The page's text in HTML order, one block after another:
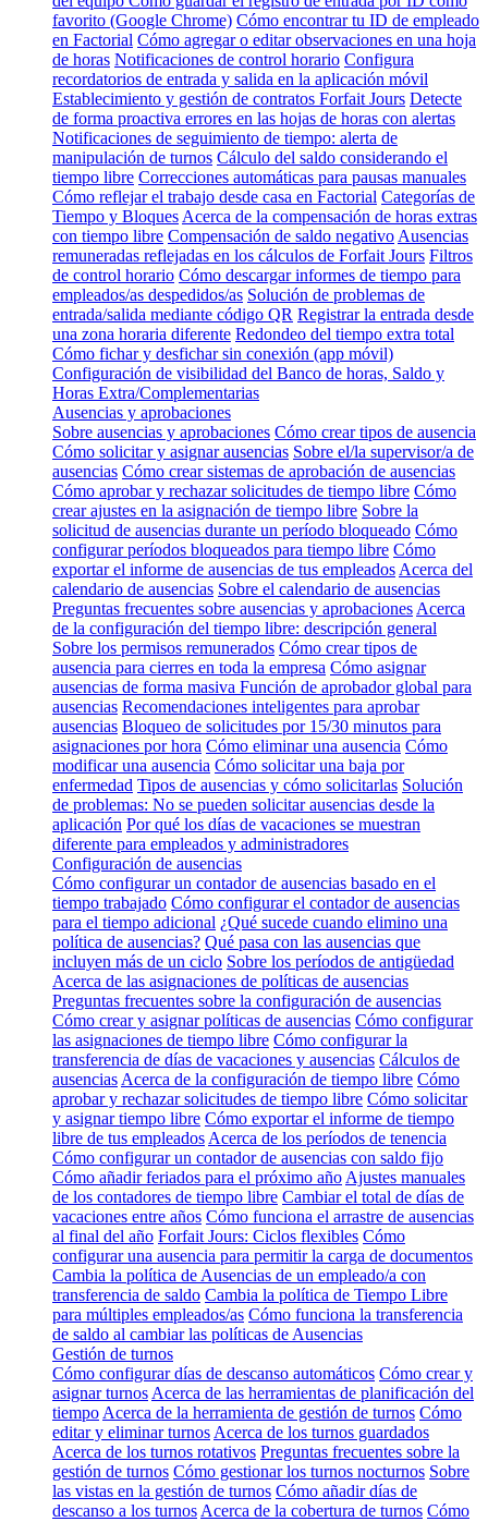
favorito (Google Chrome) Cómo encontrar tu ID de empleado
en Factorial Cómo agregar o editar observaciones en una hoja
de horas Notificaciones de control horario Configura
recordatorios de entrada y salida en la aplicación móvil
Establecimiento y gestión de contratos Forfait Jours Detecte
de forma proactiva errores en las hojas de horas con alertas
Notificaciones de seguimiento de tiempo: alerta de
manipulación de turnos Cálculo del saldo considerando el
tiempo libre Correcciones automáticas para pausas manuales
Cómo reflejar el trabajo desde casa en Factorial Categorías de
Tiempo y Bloques Acerca de la compensación de horas extras
con tiempo libre Compensación de saldo negativo Ausencias
remuneradas reflejadas en los cálculos de Forfait Jours Filtros
de control horario Cómo descargar informes de tiempo para
empleados/as despedidos/as Solución de problemas de
entrada/salida mediante código QR Registrar la entrada desde
una zona horaria diferente Redondeo del tiempo extra total
Cómo fichar y desfichar sin conexión (app móvil)
Configuración de visibilidad del Banco de horas, Saldo y
Horas Extra/Complementarias
Ausencias y aprobaciones
Sobre ausencias y aprobaciones Cómo crear tipos de ausencia
Cómo solicitar y asignar ausencias Sobre el/la supervisor/a de
ausencias Cómo crear sistemas de aprobación de ausencias
Cómo aprobar y rechazar solicitudes de tiempo libre Cómo
crear ajustes en la asignación de tiempo libre Sobre la
solicitud de ausencias durante un período bloqueado Cómo
configurar períodos bloqueados para tiempo libre Cómo
exportar el informe de ausencias de tus empleados Acerca del
calendario de ausencias Sobre el calendario de ausencias
Preguntas frecuentes sobre ausencias y aprobaciones Acerca
de la configuración del tiempo libre: descripción general
Sobre los permisos remunerados Cómo crear tipos de
ausencia para cierres en toda la empresa Cómo asignar
ausencias de forma masiva Función de aprobador global para
ausencias Recomendaciones inteligentes para aprobar
ausencias Bloqueo de solicitudes por 15/30 minutos para
asignaciones por hora Cómo eliminar una ausencia Cómo
modificar una ausencia Cómo solicitar una baja por
enfermedad Tipos de ausencias y cómo solicitarlas Solución
de problemas: No se pueden solicitar ausencias desde la
aplicación Por qué los días de vacaciones se muestran
diferente para empleados y administradores
Configuración de ausencias
Cómo configurar un contador de ausencias basado en el
tiempo trabajado Cómo configurar el contador de ausencias
para el tiempo adicional ¿Qué sucede cuando elimino una
política de ausencias? Qué pasa con las ausencias que
incluyen más de un ciclo Sobre los períodos de antigüedad
Acerca de las asignaciones de políticas de ausencias
Preguntas frecuentes sobre la configuración de ausencias
Cómo crear y asignar políticas de ausencias Cómo configurar
las asignaciones de tiempo libre Cómo configurar la
transferencia de días de vacaciones y ausencias Cálculos de
ausencias Acerca de la configuración de tiempo libre Cómo
aprobar y rechazar solicitudes de tiempo libre Cómo solicitar
y asignar tiempo libre Cómo exportar el informe de tiempo
libre de tus empleados Acerca de los períodos de tenencia
Cómo configurar un contador de ausencias con saldo fijo
Cómo añadir feriados para el próximo año Ajustes manuales
de los contadores de tiempo libre Cambiar el total de días de
vacaciones entre años Cómo funciona el arrastre de ausencias
al final del año Forfait Jours: Ciclos flexibles Cómo
configurar una ausencia para permitir la carga de documentos
Cambia la política de Ausencias de un empleado/a con
transferencia de saldo Cambia la política de Tiempo Libre
para múltiples empleados/as Cómo funciona la transferencia
de saldo al cambiar las políticas de Ausencias
Gestión de turnos
Cómo configurar días de descanso automáticos Cómo crear y
asignar turnos Acerca de las herramientas de planificación del
tiempo Acerca de la herramienta de gestión de turnos Cómo
editar y eliminar turnos Acerca de los turnos guardados
Acerca de los turnos rotativos Preguntas frecuentes sobre la
gestión de turnos Cómo gestionar los turnos nocturnos Sobre
las vistas en la gestión de turnos Cómo añadir días de
descanso a los turnos Acerca de la cobertura de turnos Cómo